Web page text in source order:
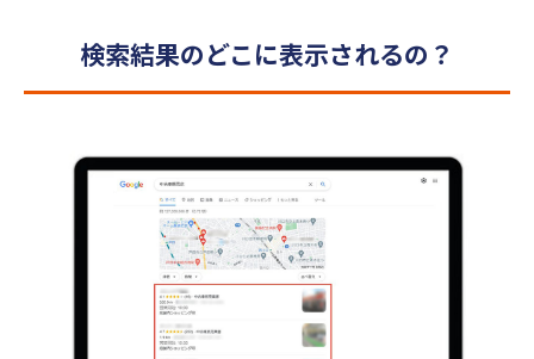
検索結果のどこに表示されるの？